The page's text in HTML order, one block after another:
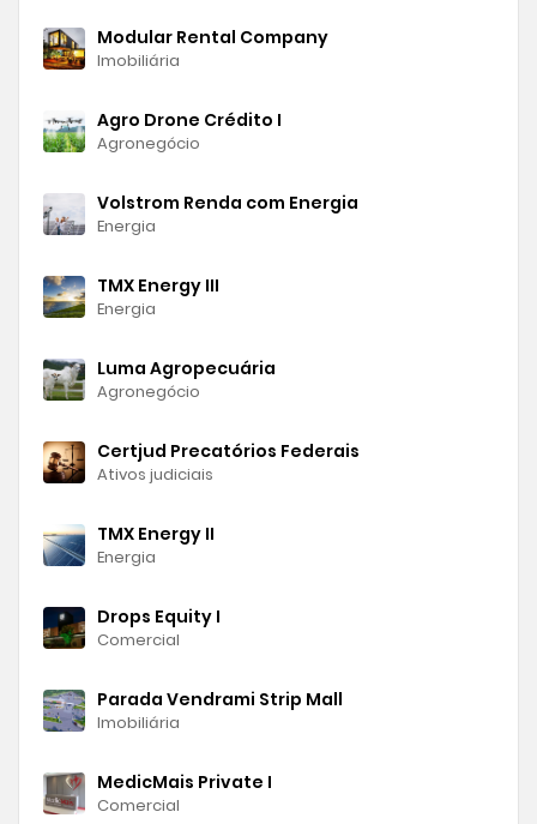
Modular Rental Company
Imobiliária
Agro Drone Crédito I
Agronegócio
Volstrom Renda com Energia
Energia
TMX Energy III
Energia
Luma Agropecuária
Agronegócio
Certjud Precatórios Federais
Ativos judiciais
TMX Energy II
Energia
Drops Equity I
Comercial
Parada Vendrami Strip Mall
Imobiliária
MedicMais Private I
Comercial